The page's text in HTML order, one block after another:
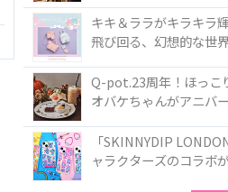
キキ＆ララがキラキラ
飛び回る、幻想的な世
50周年アニバーサリー
たコレクションが登場
Q-pot.23周年！ほっこ
オバケちゃんがアニバ
ー」が新発売！Q-pot
ゃのオバケーキプレー
「SKINNYDIP
ャラクターズのコラボ